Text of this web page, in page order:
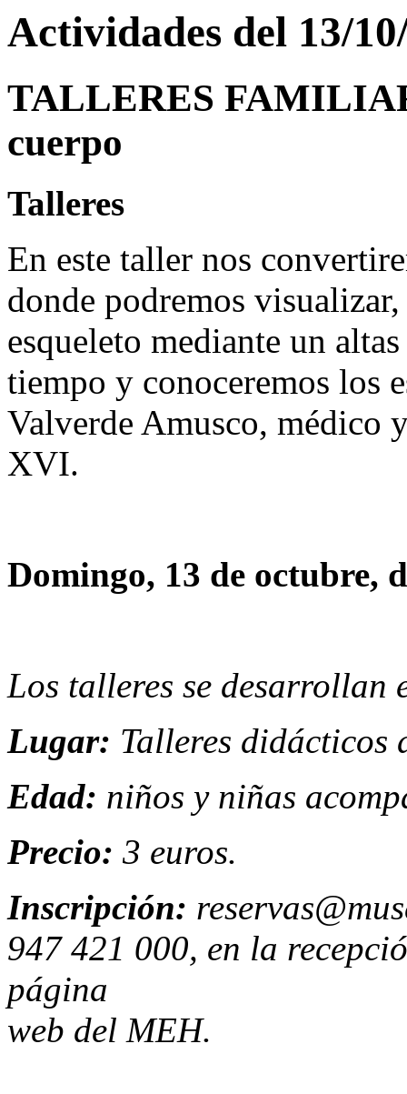
Actividades del 13/
TALLERES
cuerpo
Talleres
En este taller nos
donde podremos
esqueleto mediante un
tiempo y conoceremos los
Valverde Amusco, médico
XVI.
Domingo, 13 de octubre,
Los talleres se desarrollan
Lugar: Talleres didácticos
Edad: niños y niñas
Precio: 3 euros.
Inscripción:
947 421 000, en la
página
web del MEH.